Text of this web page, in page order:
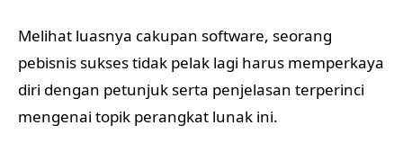
Melihat luasnya cakupan software, seorang
pebisnis sukses tidak pelak lagi harus memperkaya
diri dengan petunjuk serta penjelasan terperinci
mengenai topik perangkat lunak ini.